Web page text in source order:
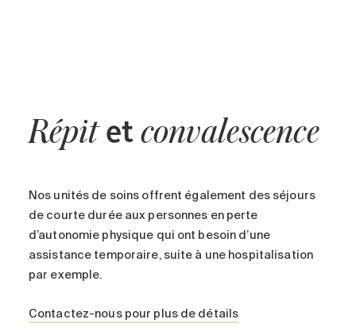
FAQ
Répitetconvalescence
Nos unités de soins offrent également des séjours
de courte durée aux personnes en perte
d’autonomie physique qui ont besoin d’une
assistance temporaire, suite à une hospitalisation
par exemple.
Contactez-nous pour plus de détails